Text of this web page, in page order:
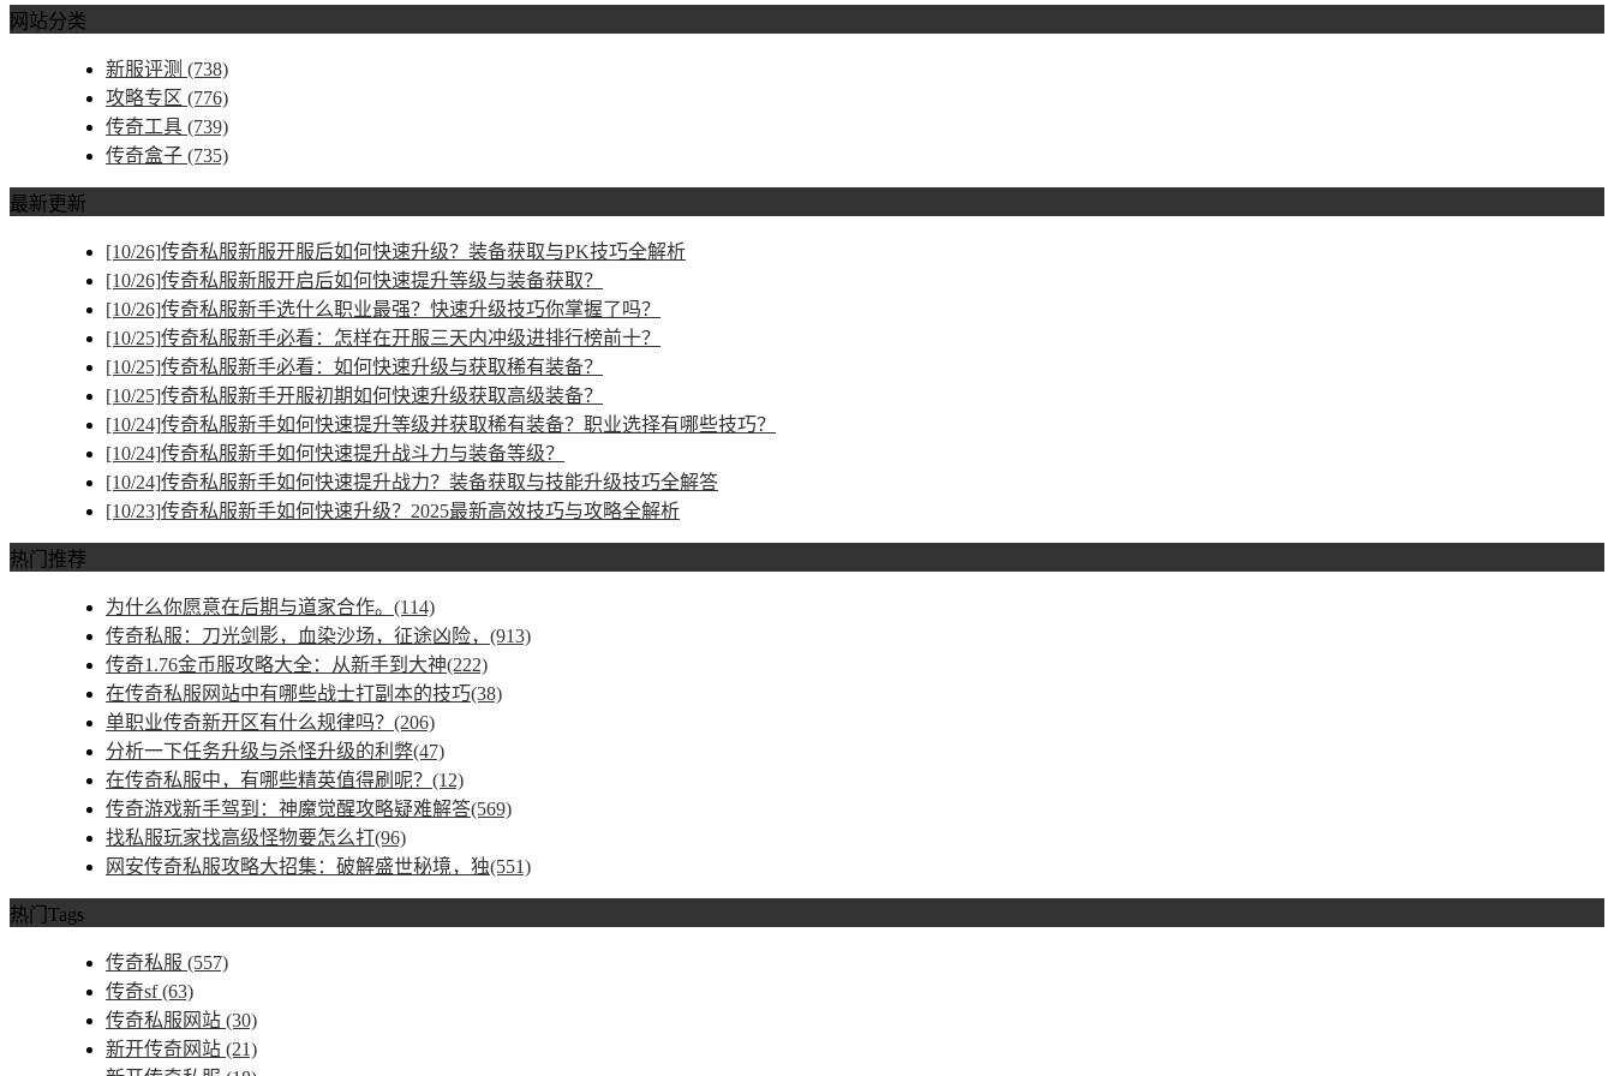
网站分类
新服评测 (738)
攻略专区 (776)
传奇工具 (739)
传奇盒子 (735)
最新更新
[10/26]传奇私服新服开服后如何快速升级？装备获取与PK技巧全解析
[10/26]传奇私服新服开启后如何快速提升等级与装备获取？
[10/26]传奇私服新手选什么职业最强？快速升级技巧你掌握了吗？
[10/25]传奇私服新手必看：怎样在开服三天内冲级进排行榜前十？
[10/25]传奇私服新手必看：如何快速升级与获取稀有装备？
[10/25]传奇私服新手开服初期如何快速升级获取高级装备？
[10/24]传奇私服新手如何快速提升等级并获取稀有装备？职业选择有哪些技巧？
[10/24]传奇私服新手如何快速提升战斗力与装备等级？
[10/24]传奇私服新手如何快速提升战力？装备获取与技能升级技巧全解答
[10/23]传奇私服新手如何快速升级？2025最新高效技巧与攻略全解析
热门推荐
为什么你愿意在后期与道家合作。(114)
传奇私服：刀光剑影，血染沙场，征途凶险，(913)
传奇1.76金币服攻略大全：从新手到大神(222)
在传奇私服网站中有哪些战士打副本的技巧(38)
单职业传奇新开区有什么规律吗？(206)
分析一下任务升级与杀怪升级的利弊(47)
在传奇私服中，有哪些精英值得刷呢？(12)
传奇游戏新手驾到：神魔觉醒攻略疑难解答(569)
找私服玩家找高级怪物要怎么打(96)
网安传奇私服攻略大招集：破解盛世秘境，独(551)
热门Tags
传奇私服 (557)
传奇sf(63)
传奇私服网站 (30)
新开传奇网站 (21)